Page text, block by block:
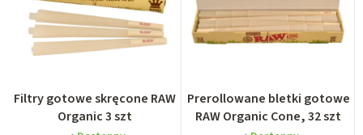
Filtry gotowe skręcone RAW
Organic 3 szt
Prerollowane bletki gotowe
RAW Organic Cone, 32 szt